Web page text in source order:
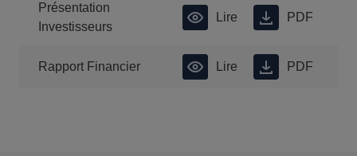
Présentation
Investisseurs
Lire PDF
Rapport Financier Lire PDF